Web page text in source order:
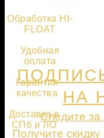
Обработка HI-
FLOAT
Удобная
оплата
Гарантия
качества
Доставка в
СПб и ЛО
НА
Следите за
Получите